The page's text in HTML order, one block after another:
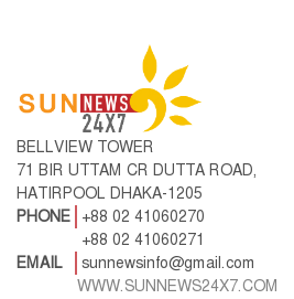
BELLVIEW TOWER
71 BIR UTTAM CR DUTTA ROAD,
HATIRPOOL DHAKA-1205
PHONE
+88 02 41060270
+88 02 41060271
EMAIL
sunnewsinfo@gmail.com
WWW.SUNNEWS24X7.COM